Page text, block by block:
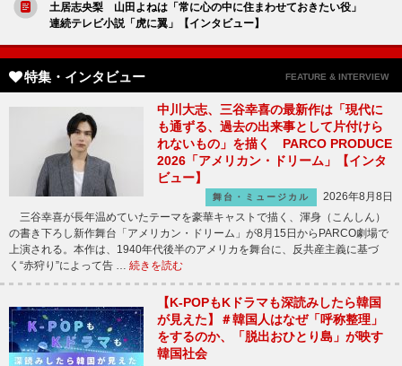
土居志央梨 山田よねは「常に心の中に住まわせておきたい役」
連続テレビ小説「虎に翼」【インタビュー】
特集・インタビュー FEATURE & INTERVIEW
中川大志、三谷幸喜の最新作は「現代に
も通ずる、過去の出来事として片付けら
れないもの」を描く PARCO PRODUCE
2026「アメリカン・ドリーム」【インタ
ビュー】
舞台・ミュージカル
2026年8月8日
三谷幸喜が長年温めていたテーマを豪華キャストで描く、渾身（こんしん）
の書き下ろし新作舞台「アメリカン・ドリーム」が8月15日からPARCO劇場で
上演される。本作は、1940年代後半のアメリカを舞台に、反共産主義に基づ
く“赤狩り”によって告 … 続きを読む
【K-POPもKドラマも深読みしたら韓国
が見えた】＃韓国人はなぜ「呼称整理」
をするのか、「脱出おひとり島」が映す
韓国社会